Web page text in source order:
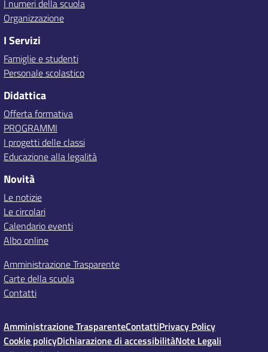
I numeri della scuola
Organizzazione
I Servizi
Famiglie e studenti
Personale scolastico
Didattica
Offerta formativa
PROGRAMMI
I progetti delle classi
Educazione alla legalità
Novità
Le notizie
Le circolari
Calendario eventi
Albo online
Amministrazione Trasparente
Carte della scuola
Contatti
Amministrazione TrasparenteContattiPrivacy Policy
Cookie policyDichiarazione di accessibilitàNote Legali